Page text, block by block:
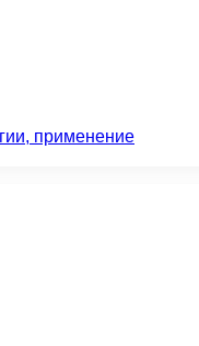
применение